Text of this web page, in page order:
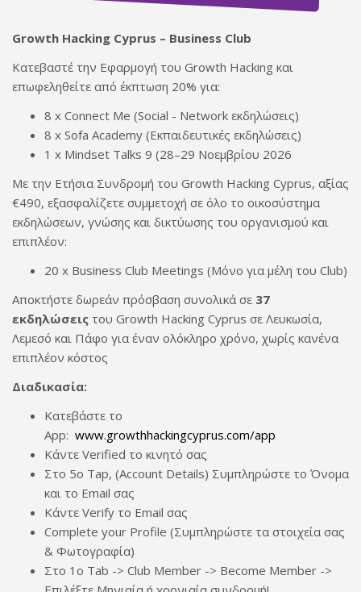
Growth Hacking Cyprus – Business Club
Κατεβαστέ την Εφαρμογή του Growth Hacking και
επωφεληθείτε από έκπτωση 20% για:
8 x Connect Me (Social - Network εκδηλώσεις)
8 x Sofa Academy (Εκπαιδευτικές εκδηλώσεις)
1 x Mindset Talks 9 (28–29 Νοεμβρίου 2026
Με την Ετήσια Συνδρομή του Growth Hacking Cyprus, αξίας
€490, εξασφαλίζετε συμμετοχή σε όλο το οικοσύστημα
εκδηλώσεων, γνώσης και δικτύωσης του οργανισμού και
επιπλέον:
20 x Business Club Meetings (Μόνο για μέλη του Club)
Αποκτήστε δωρεάν πρόσβαση συνολικά σε 37
εκδηλώσεις του Growth Hacking Cyprus σε Λευκωσία,
Λεμεσό και Πάφο για έναν ολόκληρο χρόνο, χωρίς κανένα
επιπλέον κόστος
Διαδικασία:
Κατεβάστε το
App: www.growthhackingcyprus.com/app
Κάντε Verified το κινητό σας
Στο 5ο Tap, (Account Details) Συμπληρώστε το Όνομα
και τo Email σας
Κάντε Verify το Email σας
Complete your Profile (Συμπληρώστε τα στοιχεία σας
& Φωτογραφία)
Στο 1ο Tab -> Club Member -> Become Member ->